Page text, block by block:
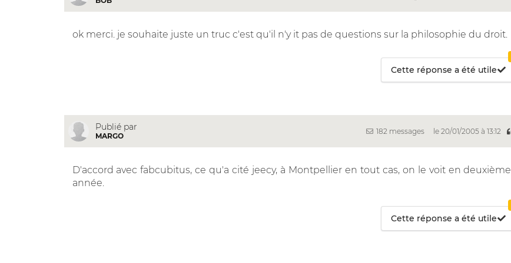
ok merci. je souhaite juste un truc c'est qu'il n'y it pas de questions sur la philosophie du droit.
Cette réponse a été utile
Publié par
MARGO
182 messages le 20/01/2005 à 13:12
D'accord avec fabcubitus, ce qu'a cité jeecy, à Montpellier en tout cas, on le voit en deuxième
année.
Cette réponse a été utile